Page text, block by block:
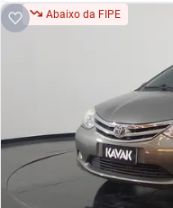
Abaixo da FIPE